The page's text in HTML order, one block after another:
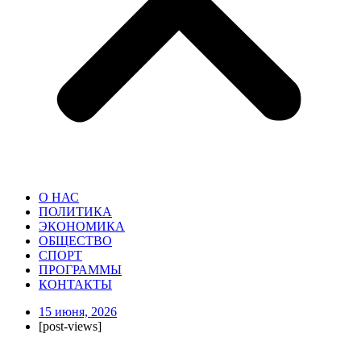
О НАС
ПОЛИТИКА
ЭКОНОМИКА
ОБЩЕСТВО
СПОРТ
ПРОГРАММЫ
КОНТАКТЫ
15 июня, 2026
[post-views]